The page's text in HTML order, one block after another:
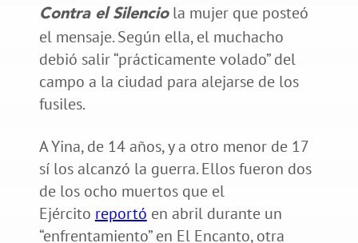
Contra el Silenciola mujer que posteó
el mensaje. Según ella, el muchacho
debió salir “prácticamente volado” del
campo a la ciudad para alejarse de los
fusiles.
A Yina, de 14 años, y a otro menor de 17
sí los alcanzó la guerra. Ellos fueron dos
de los ocho muertos que el
Ejército reportó en abril durante un
“enfrentamiento” en El Encanto, otra